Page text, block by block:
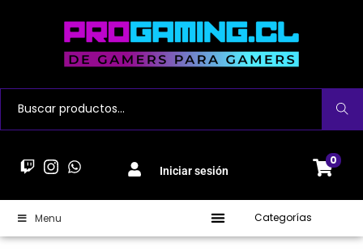
Buscar
Iniciar sesión
0
Menu Categorías